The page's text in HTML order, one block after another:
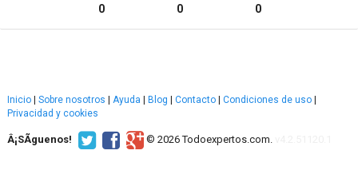
0 0 0
Inicio Sobre nosotros Ayuda Blog Contacto Condiciones de uso
Privacidad y cookies
Â¡SÃ­guenos! © 2026 Todoexpertos.com.